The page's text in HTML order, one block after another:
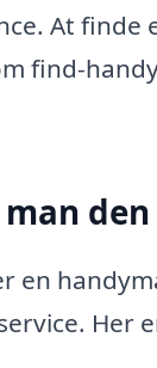
At finde
find-
en
Her